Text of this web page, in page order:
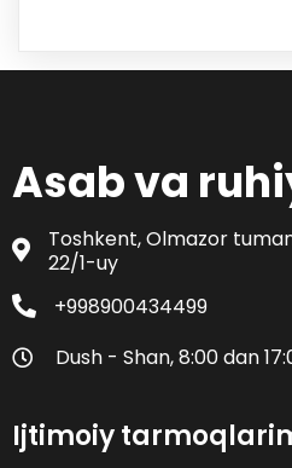
Asab va
Toshkent, Olmazor
22/1-uy
+998900434499
Dush - Shan, 8:00 dan
Ijtimoiy